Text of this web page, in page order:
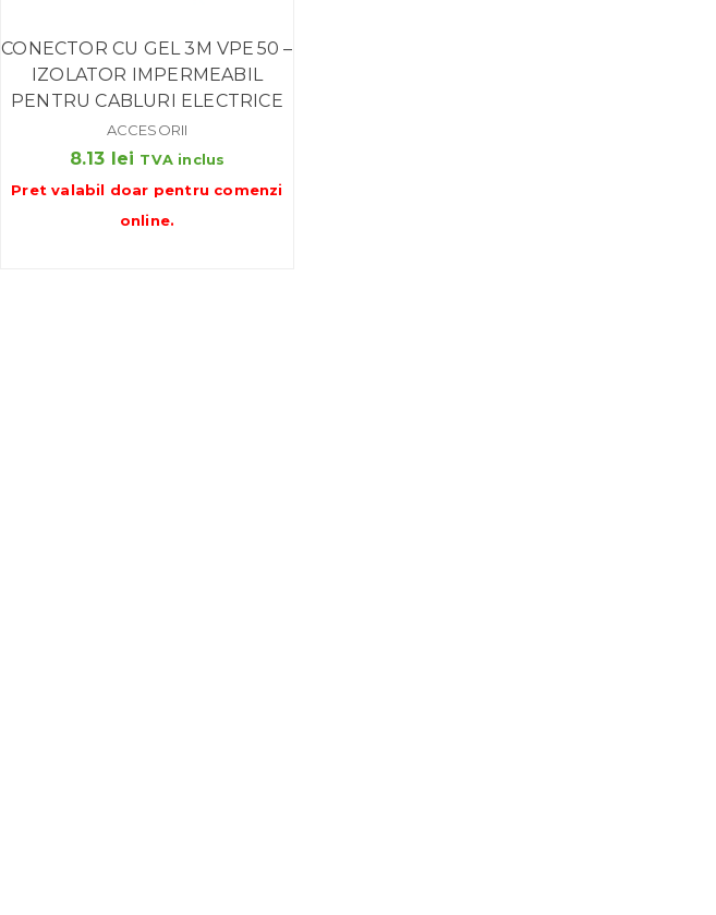
CONECTOR CU GEL 3M VPE 50 –
IZOLATOR IMPERMEABIL
PENTRU CABLURI ELECTRICE
ACCESORII
8.13 lei TVA inclus
Pret valabil doar pentru comenzi
online.